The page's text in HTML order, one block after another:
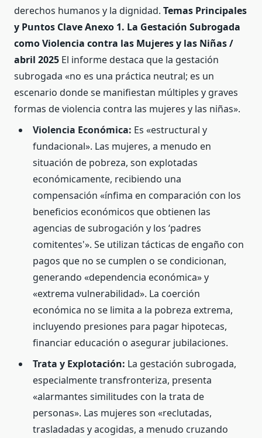
derechos humanos y la dignidad. Temas Principales
y Puntos ClaveAnexo 1. La Gestación Subrogada
como Violencia contra las Mujeres y las Niñas /
abril 2025 El informe destaca que la gestación
subrogada «no es una práctica neutral; es un
escenario donde se manifiestan múltiples y graves
formas de violencia contra las mujeres y las niñas».
Violencia Económica: Es «estructural y
fundacional». Las mujeres, a menudo en
situación de pobreza, son explotadas
económicamente, recibiendo una
compensación «ínfima en comparación con los
beneficios económicos que obtienen las
agencias de subrogación y los ‘padres
comitentes'». Se utilizan tácticas de engaño con
pagos que no se cumplen o se condicionan,
generando «dependencia económica» y
«extrema vulnerabilidad». La coerción
económica no se limita a la pobreza extrema,
incluyendo presiones para pagar hipotecas,
financiar educación o asegurar jubilaciones.
Trata y Explotación: La gestación subrogada,
especialmente transfronteriza, presenta
«alarmantes similitudes con la trata de
personas». Las mujeres son «reclutadas,
trasladadas y acogidas, a menudo cruzando